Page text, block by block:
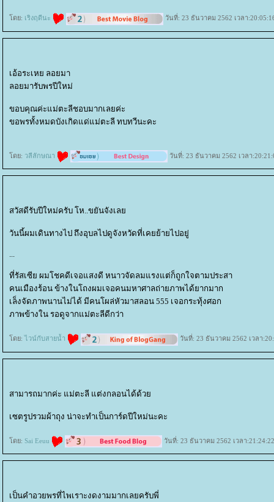
ดย: เริงฤดีนะ วันที่: 23 ธันวาคม 2562 เวลา
​​​​​​เอ้อระเหย ลอยมา
ลอยมารับพรปีใหม่
ขอบคุณค่ะแม่ตะลีชอบมากเลยค่ะ
ขอพรทั้งหมดบังเกิดแด่แม่ตะลี ทบทวีนะคะ
ดย: วลีลักษณา วันที่: 23 ธันวาคม 2562 เวลา
สวัสดีรับปีใหม่ครับ โห..ขยันจังเล
วันนี้ผมเดินทางไป ถึงอุบลไปดูจังหวัดที่เคยย้ายไปอยู่
...
ที่รัสเซีย ผมโชคดีเจอแสงดี หนาวจัดลมแรงแต่ก็ถูกใจตามประสา
คนเมืองร้อน ข้างในโถงผมเจอคนมหาศาลถ่ายภาพได้ยากมาก
เล็งจัดภาพนานไม่ได้ มีคนโผล่หัวมาสลอน 555 เจอกระทุ้งศอก
ภาพข้างใน รอดูจากแม่ตะลีดีกว่า
ดย: ไวน์กับสายน้ำ วันที่: 23 ธันวาคม 2562 เวลา
สามารถมากค่ะ แม่ตะลี แต่งกลอนได้ด้ว
เซตรูปรวมผ้าถุง น่าจะทำเป็นการ์ดปีใหม่นะคะ
ดย: Sai Eeuu วันที่: 23 ธันวาคม 2562 เวลา
เป็นคำอวยพรที่ไพเราะงดงามมากเลยครับพี่